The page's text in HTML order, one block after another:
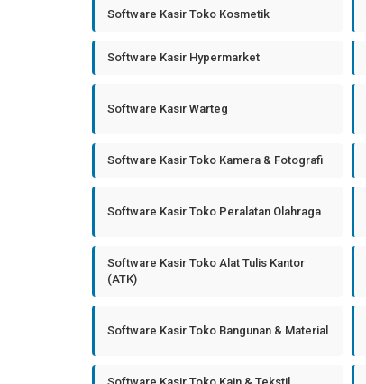
Software Kasir Toko Kosmetik
Software Kasir Hypermarket
Software Kasir Warteg
Software Kasir Toko Kamera & Fotografi
Software Kasir Toko Peralatan Olahraga
Software Kasir Toko Alat Tulis Kantor
(ATK)
Software Kasir Toko Bangunan & Material